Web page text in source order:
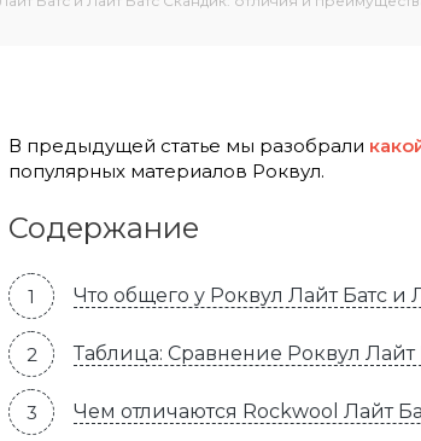
В предыдущей статье мы разобрали к
популярных материалов Роквул.
Содержание
Что общего у Роквул Лайт Батс и
Таблица: Сравнение Роквул
Чем отличаются Rockwool Лайт